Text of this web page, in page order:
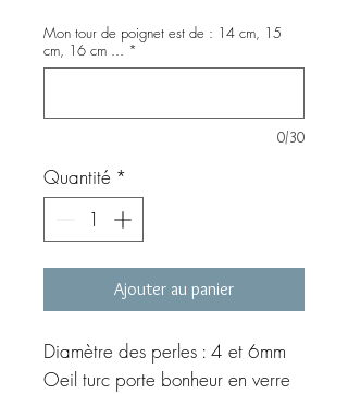
Mon tour de poignet est de : 14 cm, 15
cm, 16 cm ... *
0/30
Quantité *
Ajouter au panier
Diamètre des perles : 4 et 6mm
Oeil turc porte bonheur en verre